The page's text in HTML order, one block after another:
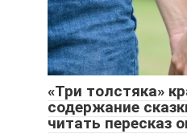
«Три толстяка»
содержание
читать пересказ